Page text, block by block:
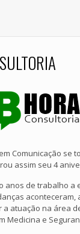
Comunicação se
assim seu 4
anos de trabalho a
aconteceram,
atuação na área
Medicina e